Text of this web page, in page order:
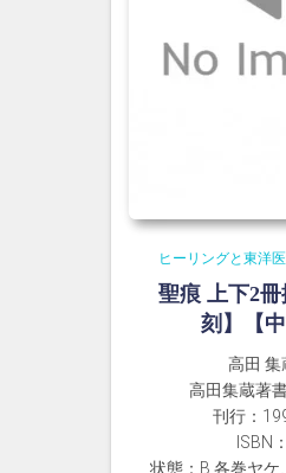
ヒーリングと東洋
聖痕 上下2
刻】【中
高田 集
高田集蔵著
刊行：
ISBN
状態：B 各巻ヤケ